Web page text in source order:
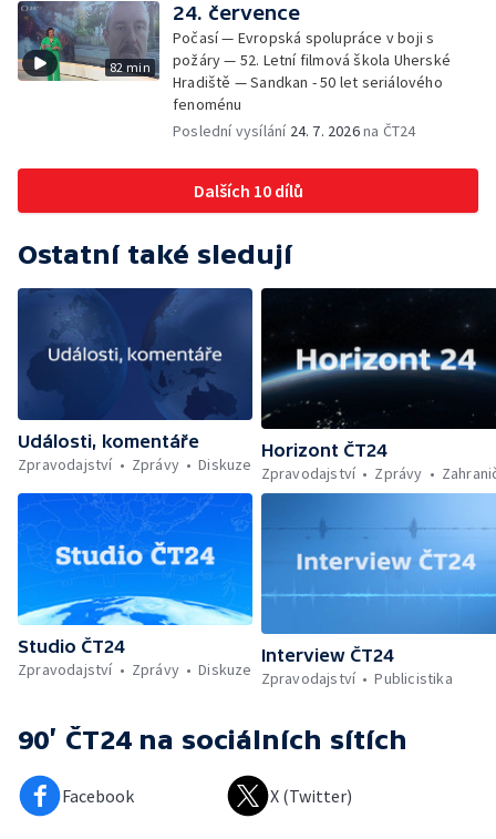
82 min
24. července
Počasí — Evropská spolupráce v boji s
požáry — 52. Letní filmová škola Uherské
Hradiště — Sandkan - 50 let seriálového
fenoménu
Poslední vysílání 24. 7. 2026na ČT24
Dalších 10 dílů
Ostatní také sledují
Události, komentáře
Zpravodajství
Zprávy Diskuze
Horizont ČT24
Zpravodajství
Zprávy
Studio ČT24
Zpravodajství
Zprávy Diskuze
Interview ČT24
Zpravodajství
Publicistika
90’ ČT24 na sociálních sítích
Facebook X (Twitter)